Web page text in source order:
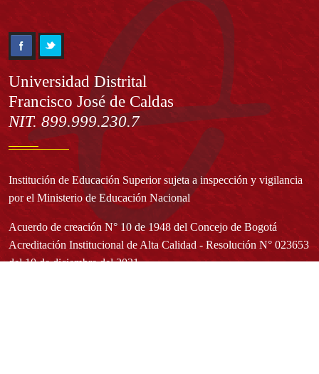
Información
Universidad Distrital
Francisco José de Caldas
NIT. 899.999.230.7
Institución de Educación Superior sujeta a inspección y vigilancia
por el Ministerio de Educación Nacional
Acuerdo de creación N° 10 de 1948 del Concejo de Bogotá
Acreditación Institucional de Alta Calidad - Resolución N° 023653
del 10 de diciembre del 2021